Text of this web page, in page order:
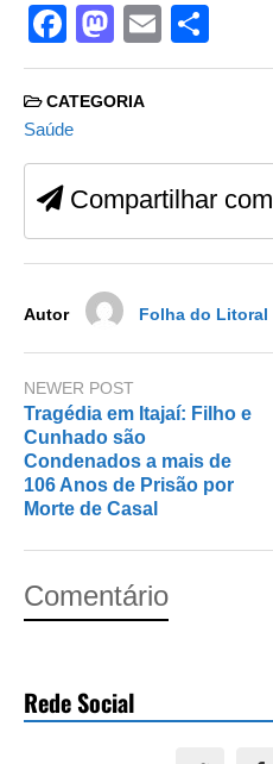
F
a
c
e
b
o
o
M
a
st
d
o
n
E
m h
CATEGORIA
Saúde
Compartilhar com
Autor Folha do Litoral
NEWER POST
Tragédia em Itajaí: Filho e
Cunhado são
Condenados a mais de
106 Anos de Prisão por
Morte de Casal
Comentário
Rede Social